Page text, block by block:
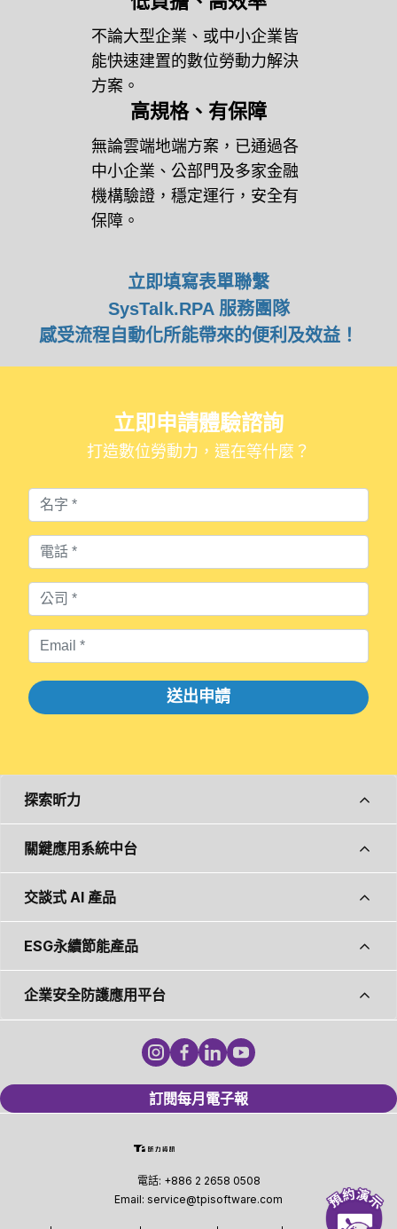
能快速建置的數位勞動力解決
方案。
高規格、有保障
無論雲端地端方案，已通過各
中小企業、公部門及多家金融
機構驗證，穩定運行，安全有
保障。
感受流程自動化所能帶來的便利及效益！
關鍵應用系統中台
交談式 AI 產品
ESG永續節能產品
企業安全防護應用平台
訂閱每月電子報
Email: service@tpisoftware.com
隱私權政策 使用條款 免責聲明